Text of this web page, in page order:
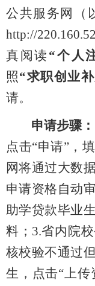
公共服务网（
http://
真阅读 “个人
照“求职创业
请。
申请步骤：
点击“申请”，
网将通过大数
申请资格自动审
助学贷款毕业生
料； 3.省内院
核校验不通过
生 ， 点击“上传